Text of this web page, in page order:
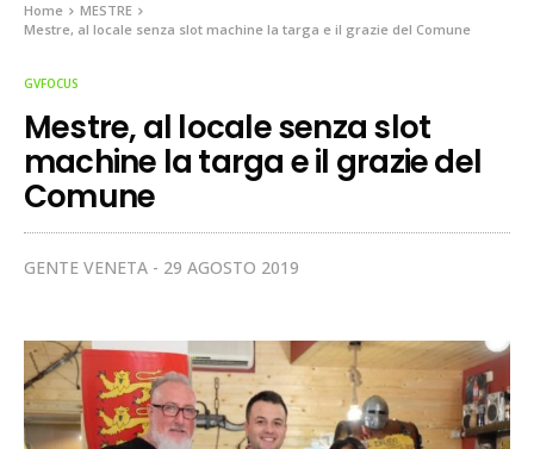
Home
MESTRE
Mestre, al locale senza slot machine la targa e il grazie del Comune
GVFOCUS
Mestre, al locale senza slot
machine la targa e il grazie del
Comune
GENTE VENETA 29 AGOSTO 2019